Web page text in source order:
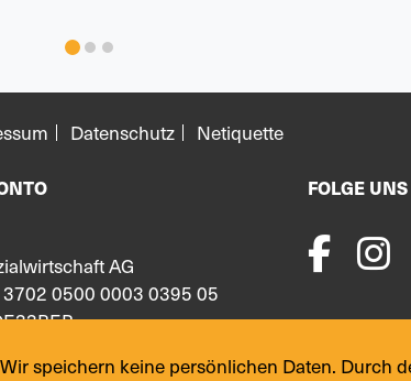
Datenschutz Netiquette
AG
3702 0500 0003 0395 05
FOLGE
speichern keine persönlichen Daten. Durch